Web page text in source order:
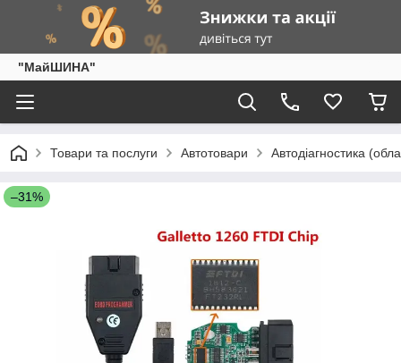
"МайШИНА"
Товари та послуги Автотовари Автодіагностика
–31%